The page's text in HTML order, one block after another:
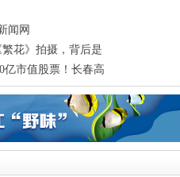
闻网
花》拍摄，背后是
亿市值股票！长春高